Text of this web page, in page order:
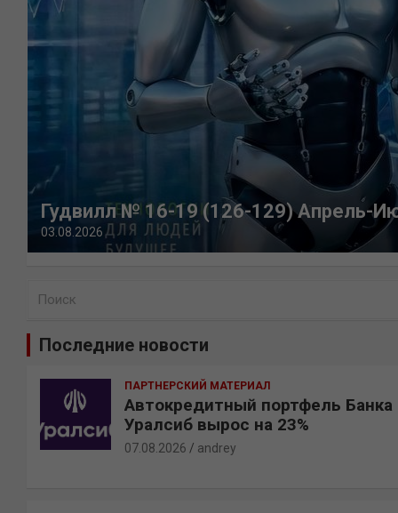
Гудвилл № 16-19 (126-129) Апрель-
03.08.2026
Последние новости
ПАРТНЕРСКИЙ МАТЕРИАЛ
Автокредитный портфель Банка
Уралсиб вырос на 23%
07.08.2026 andrey